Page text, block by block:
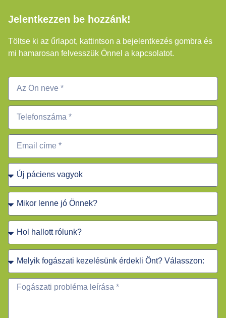
Jelentkezzen be hozzánk!
Töltse ki az űrlapot, kattintson a bejelentkezés gombra és
mi hamarosan felvesszük Önnel a kapcsolatot.